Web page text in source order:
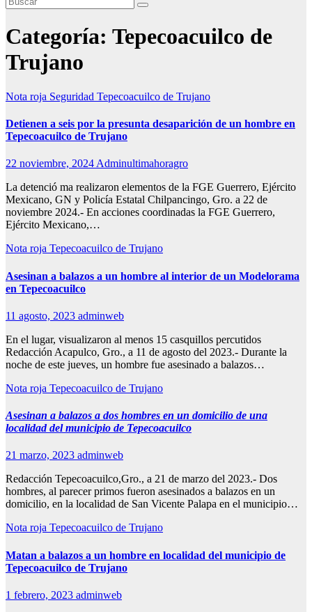
Categoría: Tepecoacuilco de
Trujano
Nota roja Seguridad Tepecoacuilco de Trujano
Detienen a seis por la presunta desaparición de un hombre en
Tepecoacuilco de Trujano
22 noviembre, 2024Adminultimahoragro
La detenció ma realizaron elementos de la FGE Guerrero, Ejército
Mexicano, GN y Policía Estatal Chilpancingo, Gro. a 22 de
noviembre 2024.- En acciones coordinadas la FGE Guerrero,
Ejército Mexicano,…
Nota roja Tepecoacuilco de Trujano
Asesinan a balazos a un hombre al interior de un Modelorama
en Tepecoacuilco
11 agosto, 2023 adminweb
En el lugar, visualizaron al menos 15 casquillos percutidos
Redacción Acapulco, Gro., a 11 de agosto del 2023.- Durante la
noche de este jueves, un hombre fue asesinado a balazos…
Nota roja Tepecoacuilco de Trujano
Asesinan a balazos a dos hombres en un domicilio de una
localidad del municipio de Tepecoacuilco
21 marzo, 2023 adminweb
Redacción Tepecoacuilco,Gro., a 21 de marzo del 2023.- Dos
hombres, al parecer primos fueron asesinados a balazos en un
domicilio, en la localidad de San Vicente Palapa en el municipio…
Nota roja Tepecoacuilco de Trujano
Matan a balazos a un hombre en localidad del municipio de
Tepecoacuilco de Trujano
1 febrero, 2023 adminweb